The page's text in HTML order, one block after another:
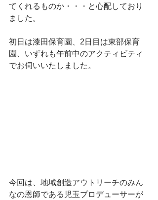
てくれるものか・・・と心配しており
ました。
初日は漆田保育園、2日目は東部保育
園、いずれも午前中のアクティビティ
でお伺いいたしました。
今回は、地域創造アウトリーチのみん
なの恩師である児玉プロデューサーが